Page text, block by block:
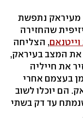
מעיראק נתפשת
שהחזירה
, הצליחה
את המצב בעיראק,
את חייליה
בעצמם אחרי
הם יוכלו לשוב
עד דק בשתי